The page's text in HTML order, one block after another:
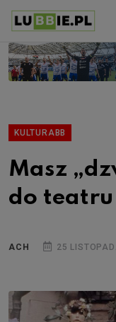
KULTURABB
Masz
do teatru
ACH 25